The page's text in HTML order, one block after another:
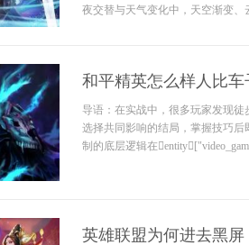
夜交替与天气变化中，天空渐变
和平精英怎么样人比车
导语：在实战中，很多玩家发现
选择共同影响的结局，掌握技巧
制的底层逻辑在
英雄联盟为何进去黑屏